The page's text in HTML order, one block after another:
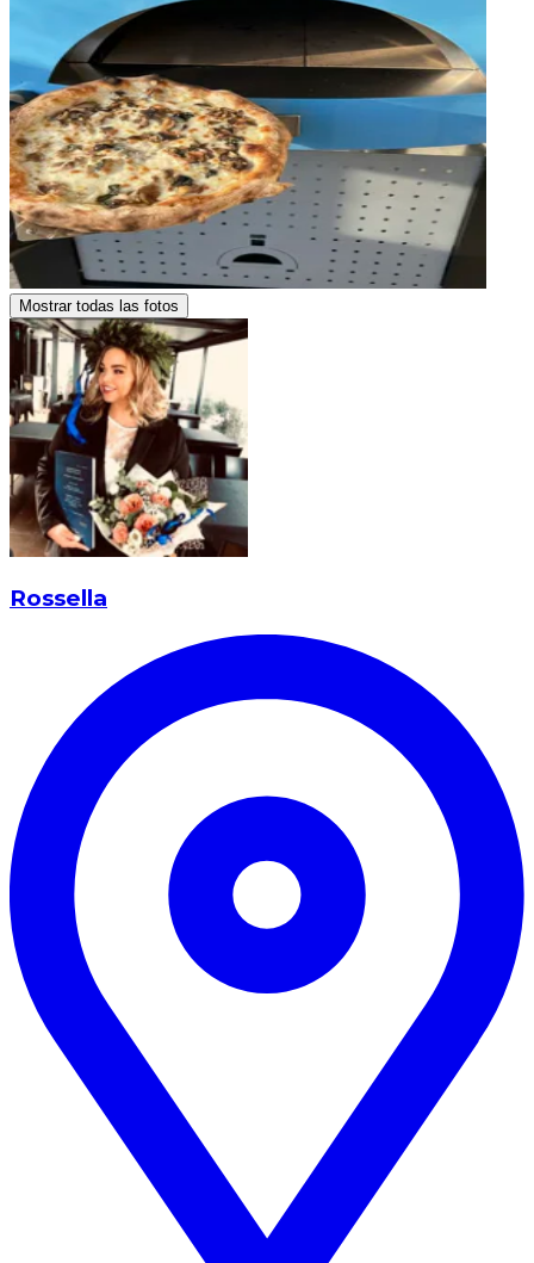
Mostrar todas las fotos
Rossella